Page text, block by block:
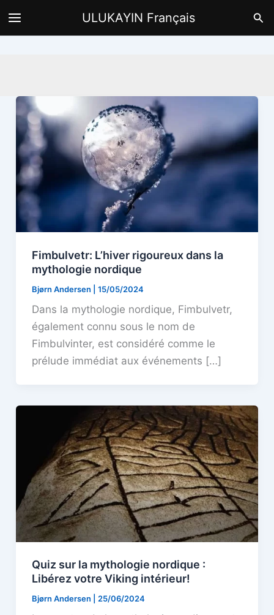
au
ULUKAYIN Français
Fimbulvetr: L’hiver rigoureux dans la
mythologie nordique
Bjørn Andersen 15/05/2024
Dans la mythologie nordique, Fimbulvetr,
également connu sous le nom de
Fimbulvinter, est considéré comme le
prélude immédiat aux événements […]
Quiz sur la mythologie nordique :
Libérez votre Viking intérieur!
Bjørn Andersen 25/06/2024